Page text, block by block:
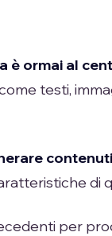
è ormai al
testi,
di
per